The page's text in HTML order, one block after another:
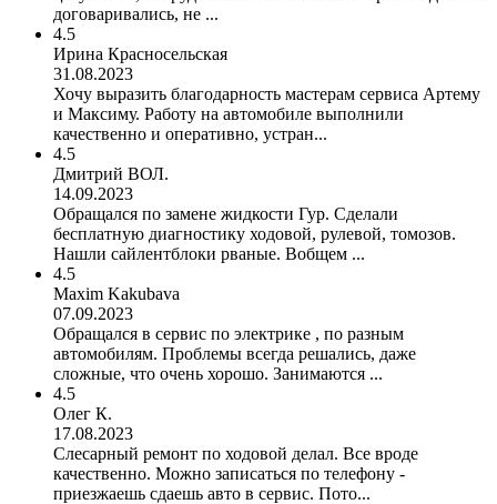
договаривались, не ...
4.5
Ирина Красносельская
31.08.2023
Хочу выразить благодарность мастерам сервиса Артему
и Максиму. Работу на автомобиле выполнили
качественно и оперативно, устран...
4.5
Дмитрий ВОЛ.
14.09.2023
Обращался по замене жидкости Гур. Сделали
бесплатную диагностику ходовой, рулевой, томозов.
Нашли сайлентблоки рваные. Вобщем ...
4.5
Maxim Kakubava
07.09.2023
Обращался в сервис по электрике , по разным
автомобилям. Проблемы всегда решались, даже
сложные, что очень хорошо. Занимаются ...
4.5
Олег К.
17.08.2023
Слесарный ремонт по ходовой делал. Все вроде
качественно. Можно записаться по телефону -
приезжаешь сдаешь авто в сервис. Пото...